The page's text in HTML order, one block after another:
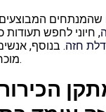
, חיוני לחפש
חזה. בנוסף,
כירורגיה הקוסמטית.